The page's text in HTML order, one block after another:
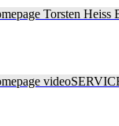
Torsten Heiss